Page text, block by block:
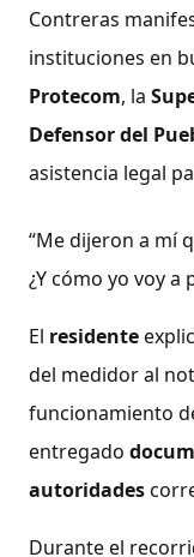
Contreras
instituciones en
Protecom, la
Defensor del
asistencia legal
“Me dijeron a mí
¿Y cómo yo voy a
El residente
del medidor al
funcionamiento
entregado
autoridades
Durante el